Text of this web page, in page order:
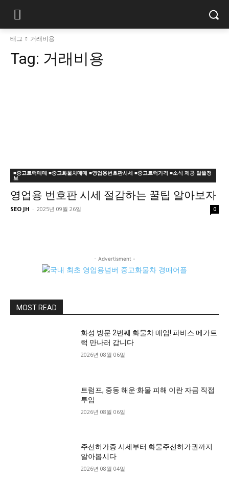
태그 거래비용
Tag: 거래비용
■중고트럭매매 ■중고화물차매매 ■영업용번호판시세 ■중고트럭가격 ■소식 제공 알뜰정
보
영업용 번호판 시세 절감하는 꿀팁 알아보자
SEO JH - 2025년 09월 26일 0
- Advertisment -
MOST READ
화성 방문 2번째 화물차 매입! 파비스 메가트
럭 만나러 갑니다
2026년 08월 06일
트럼프, 중동 해운·화물 피해 이란 자금 직접
투입
2026년 08월 06일
주선허가증 시세부터 화물주선허가권까지
알아봅시다
2026년 08월 04일